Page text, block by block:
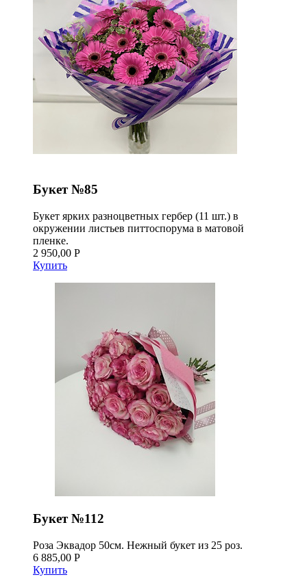
Букет №85
Букет ярких разноцветных гербер (11 шт.) в
окружении листьев питтоспорума в матовой
пленке.
2 950,00 Р
Купить
Букет №112
Роза Эквадор 50см. Нежный букет из 25 роз.
6 885,00 Р
Купить